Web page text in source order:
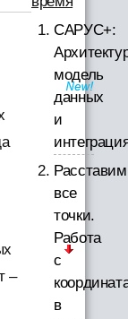
–
САРУС+:
модель
данных
и
Расставим
все
точки.
Работа
с
в